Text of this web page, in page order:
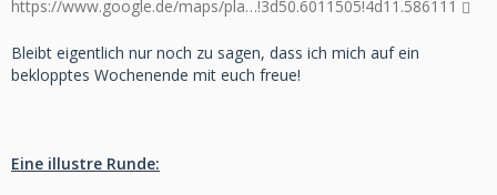
https://www.google.de/maps/pla…!3d50.6011505!4d11.586111
Bleibt eigentlich nur noch zu sagen, dass ich mich auf ein
beklopptes Wochenende mit euch freue!
Eine illustre Runde: